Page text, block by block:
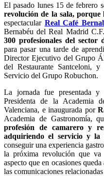
El pasado lunes 15 de febrero
revolución de la sala, porque
espectacular Real Café
Bernabéu del Real Madrid
300 profesionales del sector
para pasar una tarde de
Director Ejecutivo del Grupo
del Restaurante Santceloni, y
Servicio del Grupo Robuchon.
La jornada fue presentada
Presidenta de la Academia
Valenciana, e inaugurada por
Academia de Gastronomía,
profesión de camarero y
adquiriendo el servicio y la
conseguir una experiencia
la próxima revolución que
aspecto que en ocasiones
las comunicaciones